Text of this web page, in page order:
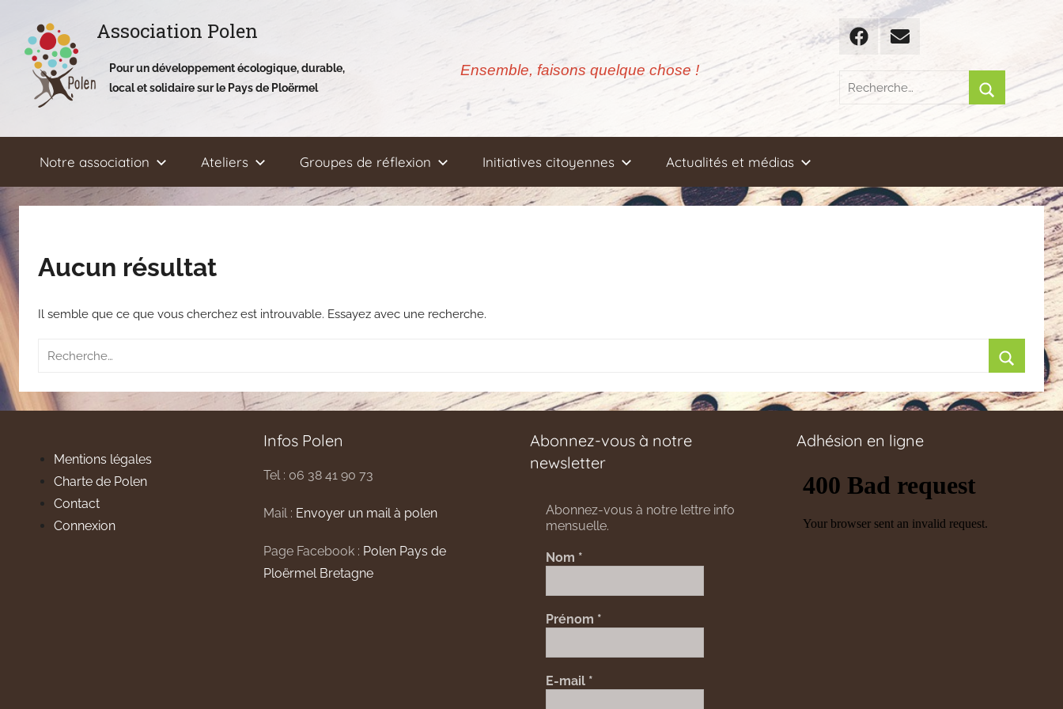
contenu
Association Polen
Pour un développement écologique, durable,
local et solidaire sur le Pays de Ploërmel
Ensemble, faisons quelque chose !
FacebookEmail
Recherche
pour
Rechercher
Notre association Ateliers Groupes de réflexion Initiatives citoyennes Actualités et médias
Aucun résultat
Il semble que ce que vous cherchez est introuvable. Essayez avec une recherche.
Recherche
:
Mentions légales
Charte de Polen
Contact
Connexion
Infos Polen
Tel : 06 38 41 90 73
Mail : Envoyer un mail à polen
Page Facebook : Polen Pays de
Ploërmel Bretagne
Abonnez-vous à notre
newsletter
Abonnez-vous à notre lettre info
mensuelle.
Nom *
Prénom *
E-mail *
Adhésion en ligne